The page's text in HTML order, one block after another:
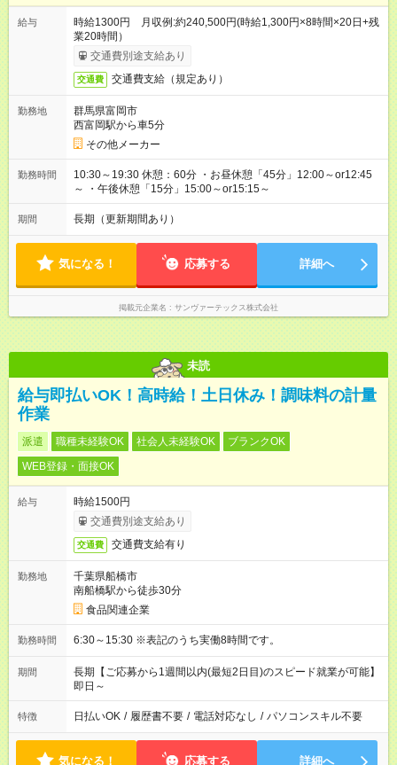
給与
時給1300円 月収例:約240,500円(時給1,300円×8時間×20日+残
業20時間）
交通費別途支給あり
交通費 交通費支給（規定あり）
勤務地
群馬県富岡市
西富岡駅から車5分
その他メーカー
勤務時間
10:30～19:30 休憩：60分 ・お昼休憩「45分」12:00～or12:45
～ ・午後休憩「15分」15:00～or15:15～
期間 長期（更新期間あり）
気になる！ 応募する 詳細へ
掲載元企業名 サンヴァーテックス株式会社
未読
給与即払いOK！高時給！土日休み！調味料の計量
作業
派遣 職種未経験OK 社会人未経験OK
ブランクOK
WEB登録・面接OK
給与
時給1500円
交通費別途支給あり
交通費 交通費支給有り
勤務地
千葉県船橋市
南船橋駅から徒歩30分
食品関連企業
勤務時間 6:30～15:30 ※表記のうち実働8時間です。
期間
長期【ご応募から1週間以内(最短2日目)のスピード就業が可能】
即日～
特徴 日払いOK / 履歴書不要 / 電話対応なし / パソコンスキル不要
気になる！ 応募する 詳細へ